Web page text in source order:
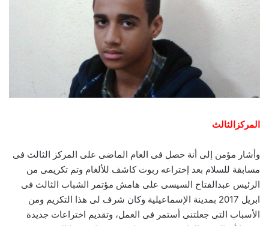
المركزالثالث
وأشار مؤمن إلى أنة حصل فى العام الماضى على المركز الثالث فى
مسابقة للسلام بعد إختراعه ربوت كاشف للألغام وتم تكريمى من
الرئيس عبدالفتاح السيسى على هامش مؤتمر الشباب الثالث فى
ابريل 2017 بمدينة الإسماعيلية وكان شرف لى هذا التكريم ومن
الأسباب التى جعلتنى أستمر فى العمل، وتقديم اختراعات جديدة